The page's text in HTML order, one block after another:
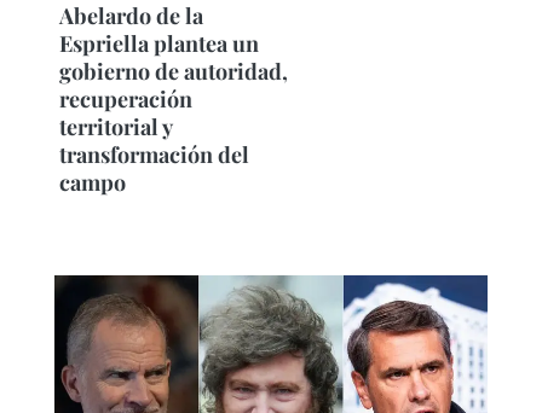
Abelardo de la
Espriella plantea un
gobierno de autoridad,
recuperación
territorial y
transformación del
campo